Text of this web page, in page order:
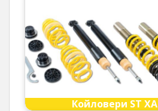
Койловери ST XA